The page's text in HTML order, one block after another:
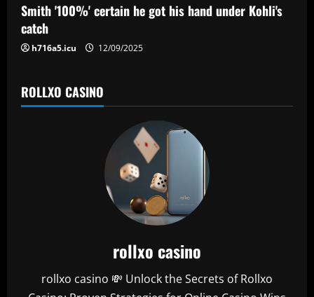
Smith '100%' certain he got his hand under Kohli's
catch
h716a5.icu 12/09/2025
ROLLXO CASINO
rollxo casino
rollxo casino 💸 Unlock the Secrets of Rollxo